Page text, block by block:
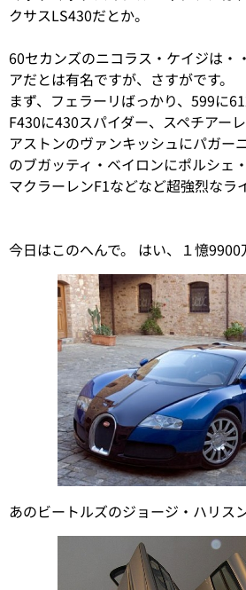
クサスLS430だとか。
60セカンズのニコラス・ケイジは・
アだとは有名ですが、さすがです。
まず、フェラーリばっかり、599に
F430に430スパイダー、スペチアー
アストンのヴァンキッシュにパガー
のブガッティ・ベイロンにポルシェ
マクラーレンF1などなど超強烈なラ
今日はこのへんで。 はい、１憶9900
あのビートルズのジョージ・ハリス